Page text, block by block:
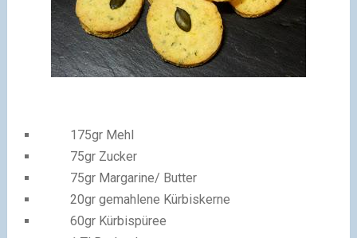
175gr Mehl
75gr Zucker
75gr Margarine/ Butter
20gr gemahlene Kürbiskerne
60gr Kürbispüree